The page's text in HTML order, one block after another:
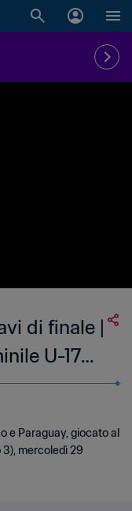
di finale |
U-17
e Paraguay, giocato al
mercoledì 29